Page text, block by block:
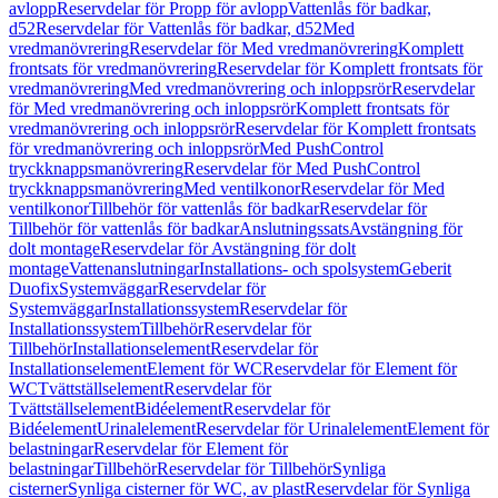
avloppReservdelar för Propp för avloppVattenlås för badkar,
d52Reservdelar för Vattenlås för badkar, d52Med
vredmanövreringReservdelar för Med vredmanövreringKomplett
frontsats för vredmanövreringReservdelar för Komplett frontsats för
vredmanövreringMed vredmanövrering och inloppsrörReservdelar
för Med vredmanövrering och inloppsrörKomplett frontsats för
vredmanövrering och inloppsrörReservdelar för Komplett frontsats
för vredmanövrering och inloppsrörMed PushControl
tryckknappsmanövreringReservdelar för Med PushControl
tryckknappsmanövreringMed ventilkonorReservdelar för Med
ventilkonorTillbehör för vattenlås för badkarReservdelar för
Tillbehör för vattenlås för badkarAnslutningssatsAvstängning för
dolt montageReservdelar för Avstängning för dolt
montageVattenanslutningarInstallations- och spolsystemGeberit
DuofixSystemväggarReservdelar för
SystemväggarInstallationssystemReservdelar för
InstallationssystemTillbehörReservdelar för
TillbehörInstallationselementReservdelar för
InstallationselementElement för WCReservdelar för Element för
WCTvättställselementReservdelar för
TvättställselementBidéelementReservdelar för
BidéelementUrinalelementReservdelar för UrinalelementElement för
belastningarReservdelar för Element för
belastningarTillbehörReservdelar för TillbehörSynliga
cisternerSynliga cisterner för WC, av plastReservdelar för Synliga